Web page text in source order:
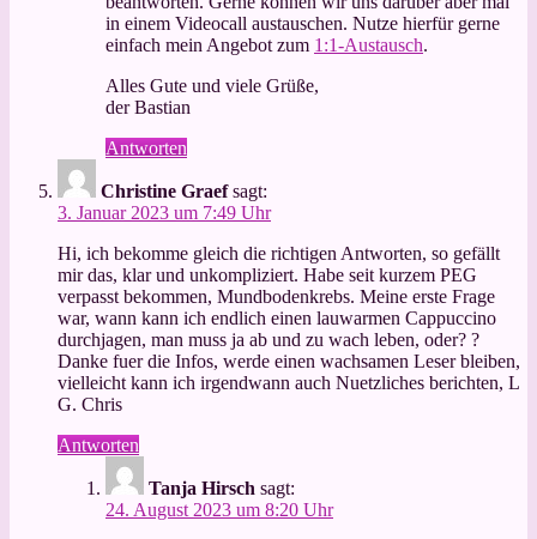
in einem Videocall austauschen. Nutze hierfür gerne
einfach mein Angebot zum 1:1-Austausch.
Alles Gute und viele Grüße,
der Bastian
Antworten
Christine Graef sagt:
3. Januar 2023 um 7:49 Uhr
Hi, ich bekomme gleich die richtigen Antworten, so gefällt
mir das, klar und unkompliziert. Habe seit kurzem PEG
verpasst bekommen, Mundbodenkrebs. Meine erste Frage
war, wann kann ich endlich einen lauwarmen Cappuccino
durchjagen, man muss ja ab und zu wach leben, oder? ?
Danke fuer die Infos, werde einen wachsamen Leser bleiben,
vielleicht kann ich irgendwann auch Nuetzliches berichten, L
G. Chris
Antworten
Tanja Hirsch sagt:
24. August 2023 um 8:20 Uhr